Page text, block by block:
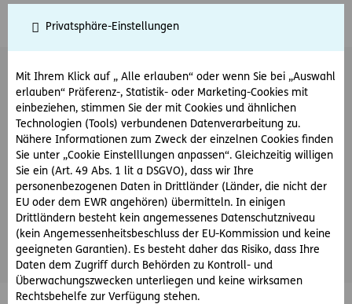
Privatsphäre-Einstellungen
Mit Ihrem Klick auf „ Alle erlauben“ oder wenn Sie bei „Auswahl
erlauben“ Präferenz-, Statistik- oder Marketing-Cookies mit
einbeziehen, stimmen Sie der mit Cookies und ähnlichen
Technologien (Tools) verbundenen Datenverarbeitung zu.
Nähere Informationen zum Zweck der einzelnen Cookies finden
Sie unter „Cookie Einstelllungen anpassen“. Gleichzeitig willigen
Sie ein (Art. 49 Abs. 1 lit a DSGVO), dass wir Ihre
personenbezogenen Daten in Drittländer (Länder, die nicht der
EU oder dem EWR angehören) übermitteln. In einigen
Drittländern besteht kein angemessenes Datenschutzniveau
(kein Angemessenheitsbeschluss der EU-Kommission und keine
geeigneten Garantien). Es besteht daher das Risiko, dass Ihre
Daten dem Zugriff durch Behörden zu Kontroll- und
Überwachungszwecken unterliegen und keine wirksamen
Rechtsbehelfe zur Verfügung stehen.
Risikoversicherung
Risikoversicherung App Neusteht derzeit nicht zur
Verfügung